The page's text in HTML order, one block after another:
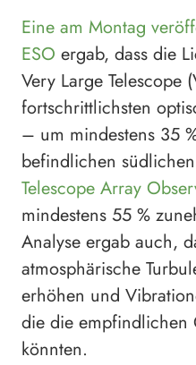
Eine am Montag
ESO ergab, dass die
Very Large Telescope
fortschrittlichsten
– um mindestens 35
befindlichen
Telescope Array
mindestens 55 %
Analyse ergab auch,
atmosphärische
erhöhen und
die die empfindlichen
könnten.